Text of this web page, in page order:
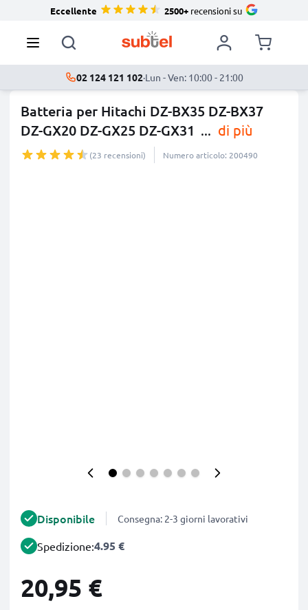
Eccellente 2500+recensioni su
02 124 121 102·Lun - Ven: 10:00 - 21:00
Batteria per Hitachi DZ-BX35 DZ-BX37
DZ-GX20 DZ-GX25 DZ-GX31 ... di più
(23 recensioni) Numero articolo: 200490
Disponibile Consegna: 2-3 giorni lavorativi
Spedizione:4.95 €
20,95 €